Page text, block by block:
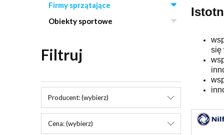
Firmy sprzątające
Obiekty sportowe
Filtruj
Producent: (wybierz)
Cena: (wybierz)
się